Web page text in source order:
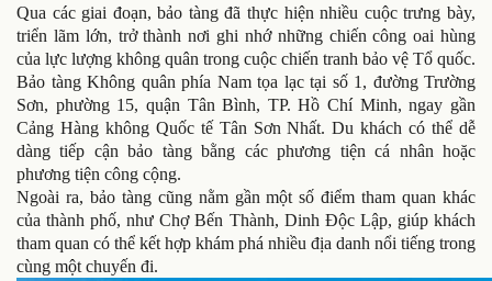
Qua các giai đoạn, bảo tàng đã thực hiện nhiều cuộc trưng bày,
triển lãm lớn, trở thành nơi ghi nhớ những chiến công oai hùng
của lực lượng không quân trong cuộc chiến tranh bảo vệ Tổ quốc.
Bảo tàng Không quân phía Nam tọa lạc tại số 1, đường Trường
Sơn, phường 15, quận Tân Bình, TP. Hồ Chí Minh, ngay gần
Cảng Hàng không Quốc tế Tân Sơn Nhất. Du khách có thể dễ
dàng tiếp cận bảo tàng bằng các phương tiện cá nhân hoặc
phương tiện công cộng.
Ngoài ra, bảo tàng cũng nằm gần một số điểm tham quan khác
của thành phố, như Chợ Bến Thành, Dinh Độc Lập, giúp khách
tham quan có thể kết hợp khám phá nhiều địa danh nổi tiếng trong
cùng một chuyến đi.